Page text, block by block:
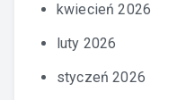
kwiecień 2026
luty 2026
styczeń 2026